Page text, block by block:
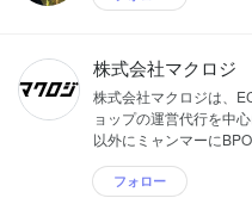
株式会社マクロジ
株式会社マクロジは、
ョップの運営代行を中
以外にミャンマーに
フォロー